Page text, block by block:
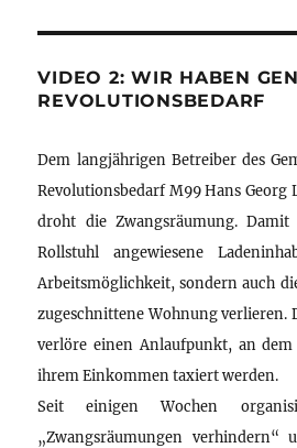
VIDEO 2: WIR HABEN
REVOLUTIONSBEDARF
Dem langjährigen Betreiber des
Revolutionsbedarf M99 Hans Georg
droht die Zwangsräumung.
Rollstuhl angewiesene
Arbeitsmöglichkeit, sondern auch
zugeschnittene Wohnung verlieren.
verlöre einen Anlaufpunkt, an
ihrem Einkommen taxiert werden.
Seit einigen Wochen
„Zwangsräumungen verhindern“